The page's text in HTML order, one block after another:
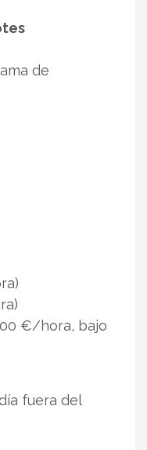
de
€/hora, bajo
fuera del